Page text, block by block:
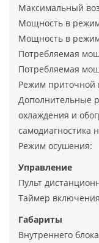
Максимальный
Мощность в
Мощность в
Потребляемая
Потребляемая
Режим
охлаждения и
самодиагностика
Режим осушения:
Управление
Пульт
Таймер
Габариты
Внутреннего